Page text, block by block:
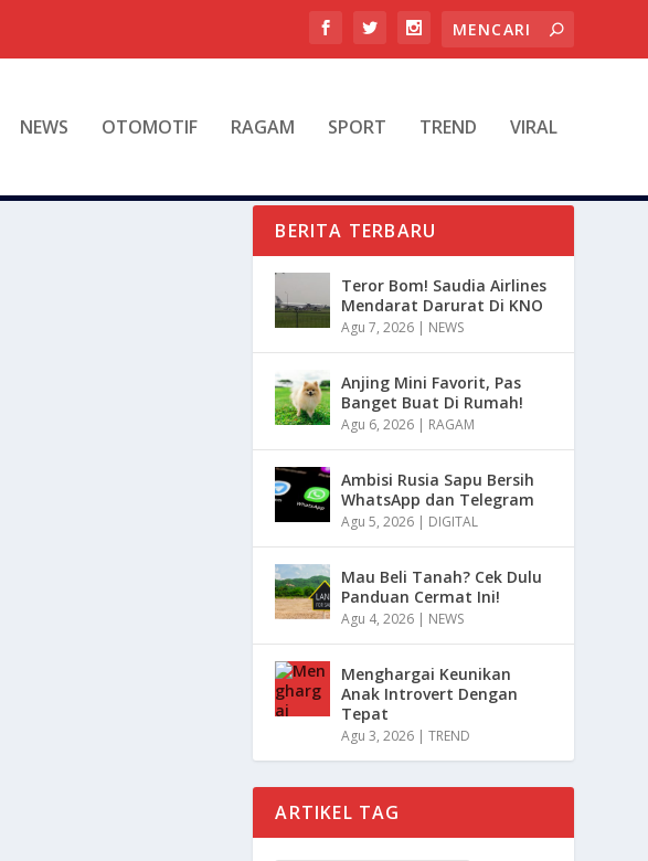
NEWS OTOMOTIF RAGAM SPORT TREND VIRAL
BERITA TERBARU
Teror Bom! Saudia Airlines
Mendarat Darurat Di KNO
Agu 7, 2026 | NEWS
Anjing Mini Favorit, Pas
Banget Buat Di Rumah!
Agu 6, 2026 | RAGAM
Ambisi Rusia Sapu Bersih
WhatsApp dan Telegram
Agu 5, 2026 | DIGITAL
Mau Beli Tanah? Cek Dulu
Panduan Cermat Ini!
Agu 4, 2026 | NEWS
Menghargai Keunikan
Anak Introvert Dengan
Tepat
Agu 3, 2026 |TREND
ARTIKEL TAG